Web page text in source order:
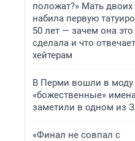
положат?» Мать двоих
набила первую
50 лет — зачем она это
сделала и что отвечает
хейтерам
В Перми вошли в моду
«божественные»
заметили в одном из
«Финал не совпал с